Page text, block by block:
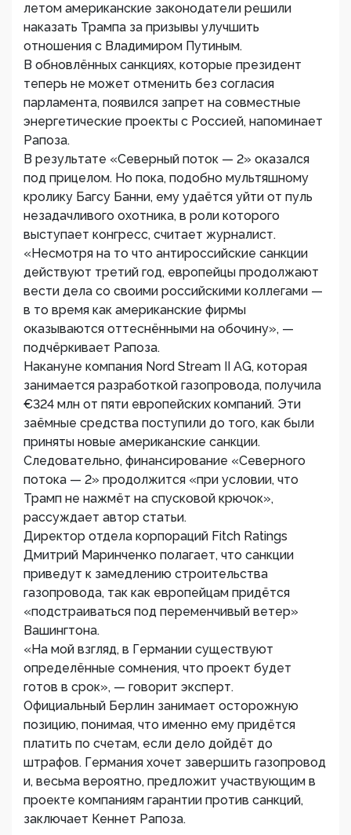
летом американские законодатели решили
наказать Трампа за призывы улучшить
отношения с Владимиром Путиным.
В обновлённых санкциях, которые президент
теперь не может отменить без согласия
парламента, появился запрет на совместные
энергетические проекты с Россией, напоминает
Рапоза.
В результате «Северный поток — 2» оказался
под прицелом. Но пока, подобно мультяшному
кролику Багсу Банни, ему удаётся уйти от пуль
незадачливого охотника, в роли которого
выступает конгресс, считает журналист.
«Несмотря на то что антироссийские санкции
действуют третий год, европейцы продолжают
вести дела со своими российскими коллегами —
в то время как американские фирмы
оказываются оттеснёнными на обочину», —
подчёркивает Рапоза.
Накануне компания Nord Stream II AG, которая
занимается разработкой газопровода, получила
€324 млн от пяти европейских компаний. Эти
заёмные средства поступили до того, как были
приняты новые американские санкции.
Следовательно, финансирование «Северного
потока — 2» продолжится «при условии, что
Трамп не нажмёт на спусковой крючок»,
рассуждает автор статьи.
Директор отдела корпораций Fitch Ratings
Дмитрий Маринченко полагает, что санкции
приведут к замедлению строительства
газопровода, так как европейцам придётся
«подстраиваться под переменчивый ветер»
Вашингтона.
«На мой взгляд, в Германии существуют
определённые сомнения, что проект будет
готов в срок», — говорит эксперт.
Официальный Берлин занимает осторожную
позицию, понимая, что именно ему придётся
платить по счетам, если дело дойдёт до
штрафов. Германия хочет завершить газопровод
и, весьма вероятно, предложит участвующим в
проекте компаниям гарантии против санкций,
заключает Кеннет Рапоза.